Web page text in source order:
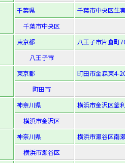
千葉県
千葉市中央区生
千葉市中央区
東京都
八王子市片倉町
八王子市
東京都
町田市金森東4-
町田市
神奈川県
横浜市金沢区釜
横浜市金沢区
神奈川県
横浜市瀬谷区南
横浜市瀬谷区